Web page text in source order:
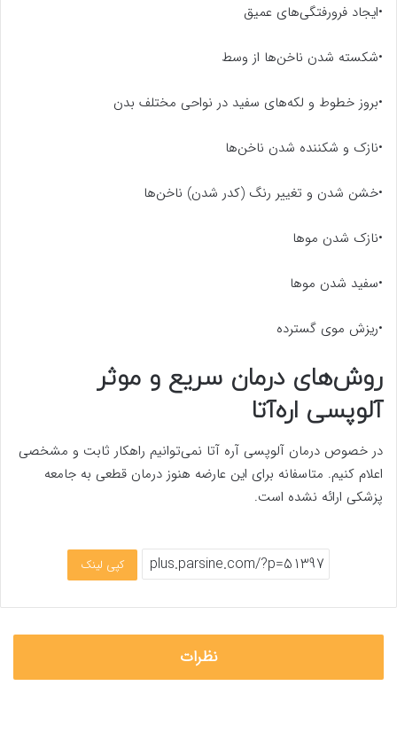
•ایجاد فرورفتگی‌های عمیق
•شکسته شدن ناخن‌ها از وسط
•بروز خطوط و لکه‌های سفید در نواحی مختلف بدن
•نازک و شکننده شدن ناخن‌ها
•خشن شدن و تغییر رنگ (کدر شدن) ناخن‌ها
•نازک شدن موها
•سفید شدن موها
•ریزش موی گسترده
روش‌های درمان سریع و موثر
آلوپسی اره‌آتا
در خصوص درمان آلوپسی آره آتا نمی‌توانیم راهکار ثابت و مشخصی
اعلام کنیم. متاسفانه برای این عارضه هنوز درمان قطعی به جامعه
پزشکی ارائه نشده است.
کپی لینک
نظرات